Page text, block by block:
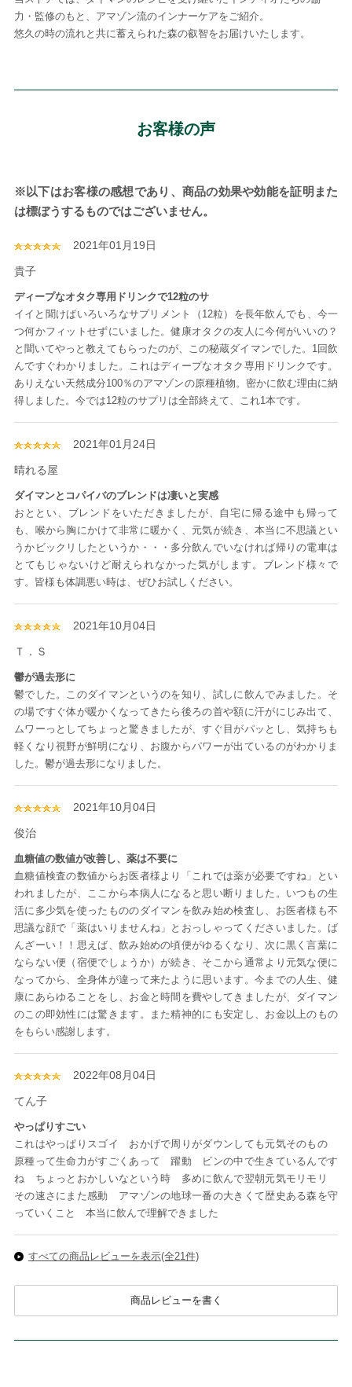
力・監修のもと、アマゾン流のインナーケアをご紹介。
悠久の時の流れと共に蓄えられた森の叡智をお届けいたします。
お客様の声
※以下はお客様の感想であり、商品の効果や効能を証明また
は標ぼうするものではございません。
2021年01月19日
貴子
ディープなオタク専用ドリンクで12粒のサ
イイと聞けばいろいろなサプリメント（12粒）を長年飲んでも、今一
つ何かフィットせずにいました。健康オタクの友人に今何がいいの？
と聞いてやっと教えてもらったのが、この秘蔵ダイマンでした。1回飲
んですぐわかりました。これはディープなオタク専用ドリンクです。
ありえない天然成分100％のアマゾンの原種植物。密かに飲む理由に納
得しました。今では12粒のサプリは全部終えて、これ1本です。
2021年01月24日
晴れる屋
ダイマンとコパイバのブレンドは凄いと実感
おととい、ブレンドをいただきましたが、自宅に帰る途中も帰って
も、喉から胸にかけて非常に暖かく、元気が続き、本当に不思議とい
うかビックリしたというか・・・多分飲んでいなければ帰りの電車は
とてもじゃないけど耐えられなかった気がします。ブレンド様々で
す。皆様も体調悪い時は、ぜひお試しください。
2021年10月04日
Ｔ．Ｓ
鬱が過去形に
鬱でした。このダイマンというのを知り、試しに飲んでみました。そ
の場ですぐ体が暖かくなってきたら後ろの首や額に汗がにじみ出て、
ムワーっとしてちょっと驚きましたが、すぐ目がパッとし、気持ちも
軽くなり視野が鮮明になり、お腹からパワーが出ているのがわかりま
した。鬱が過去形になりました。
2021年10月04日
俊治
血糖値の数値が改善し、薬は不要に
血糖値検査の数値からお医者様より「これでは薬が必要ですね」とい
われましたが、ここから本病人になると思い断りました。いつもの生
活に多少気を使ったもののダイマンを飲み始め検査し、お医者様も不
思議な顔で「薬はいりませんね」とおっしゃってくださいました。ば
んざーい！！思えば、飲み始めの頃便がゆるくなり、次に黒く言葉に
ならない便（宿便でしょうか）が続き、そこから通常より元気な便に
なってから、全身体が違って来たように思います。今までの人生、健
康にあらゆることをし、お金と時間を費やしてきましたが、ダイマン
のこの即効性には驚きます。また精神的にも安定し、お金以上のもの
をもらい感謝します。
2022年08月04日
てん子
やっぱりすごい
これはやっぱりスゴイ おかげで周りがダウンしても元気そのもの
原種って生命力がすごくあって 躍動 ビンの中で生きているんです
ね ちょっとおかしいなという時 多めに飲んで翌朝元気モリモリ
その速さにまた感動 アマゾンの地球一番の大きくて歴史ある森を守
っていくこと 本当に飲んで理解できました
すべての商品レビューを表示(全21件)
商品レビューを書く